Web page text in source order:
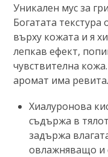
Уникален мус за
Богатата
върху кожата и я
лепкав ефект,
чувствителна
аромат има
Хиалуронова
съдържа в
задържа
овлажняващо и